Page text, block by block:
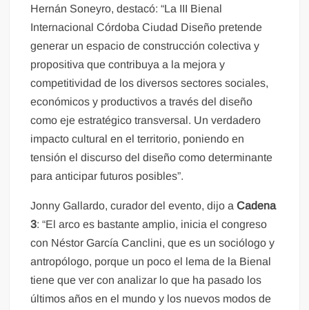
Hernán Soneyro, destacó: “La III Bienal
Internacional Córdoba Ciudad Diseño pretende
generar un espacio de construcción colectiva y
propositiva que contribuya a la mejora y
competitividad de los diversos sectores sociales,
económicos y productivos a través del diseño
como eje estratégico transversal. Un verdadero
impacto cultural en el territorio, poniendo en
tensión el discurso del diseño como determinante
para anticipar futuros posibles”.
Jonny Gallardo, curador del evento, dijo a Cadena
3: “El arco es bastante amplio, inicia el congreso
con Néstor García Canclini, que es un sociólogo y
antropólogo, porque un poco el lema de la Bienal
tiene que ver con analizar lo que ha pasado los
últimos años en el mundo y los nuevos modos de